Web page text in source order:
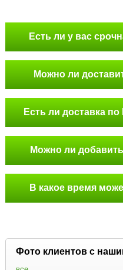
Есть ли у вас
Можно ли
Есть ли доставка
Можно ли
В какое время
Фото клиентов с